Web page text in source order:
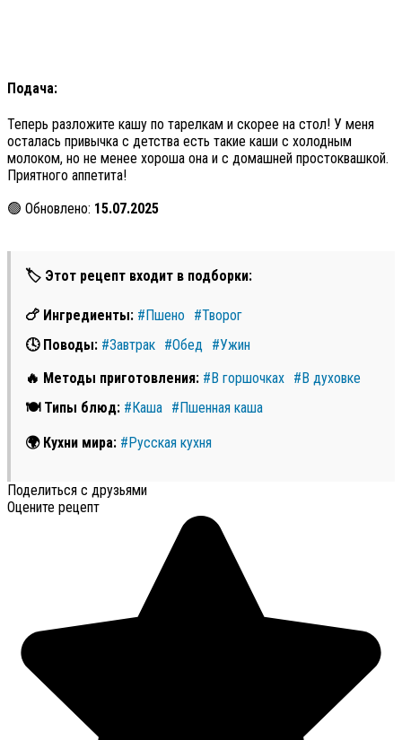
Подача:
Теперь разложите кашу по тарелкам и скорее на стол! У меня
осталась привычка с детства есть такие каши с холодным
молоком, но не менее хороша она и с домашней простоквашкой.
Приятного аппетита!
🟢 Обновлено: 15.07.2025
🏷 Этот рецепт входит в подборки:
🍗 Ингредиенты: #Пшено
#Творог
🕓 Поводы: #Завтрак #Обед #Ужин
🔥 Методы приготовления: #В горшочках #В духовке
🍽 Типы блюд: #Каша #Пшенная каша
🌍 Кухни мира: #Русская кухня
Поделиться с друзьями
Оцените рецепт